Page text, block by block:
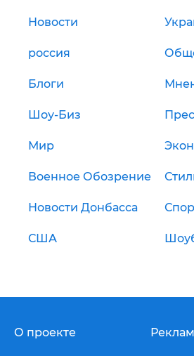
Новости
россия
Блоги
Шоу-Биз
Мир
Военное Обозрение
Новости Донбасса
США
О проекте